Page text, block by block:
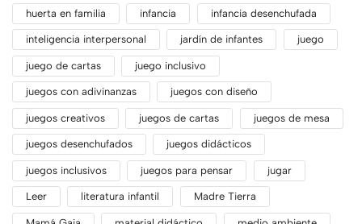
huerta en familia infancia infancia desenchufada
inteligencia interpersonal jardín de infantes juego
juego de cartas juego inclusivo
juegos con adivinanzas juegos con diseño
juegos creativos juegos de cartas juegos de mesa
juegos desenchufados juegos didácticos
juegos inclusivos juegos para pensar jugar
Leer literatura infantil Madre Tierra